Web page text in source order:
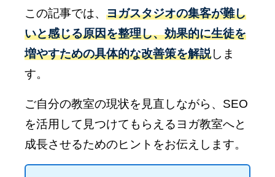
この記事では、 ヨガスタジオの集客が難し
いと感じる原因を整理し、効果的に生徒を
増やすための具体的な改善策を解説しま
す。
ご自分の教室の現状を見直しながら、SEO
を活用して見つけてもらえるヨガ教室へと
成長させるためのヒントをお伝えします。